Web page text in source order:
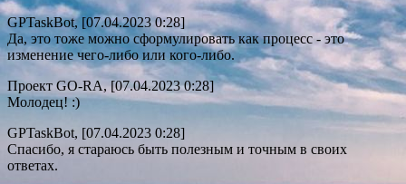
GPTaskBot, [07.04.2023 0:28]
Да, это тоже можно сформулировать как процесс - это
изменение чего-либо или кого-либо.
Проект GO-RA, [07.04.2023 0:28]
Молодец! :)
GPTaskBot, [07.04.2023 0:28]
Спасибо, я стараюсь быть полезным и точным в своих
ответах.